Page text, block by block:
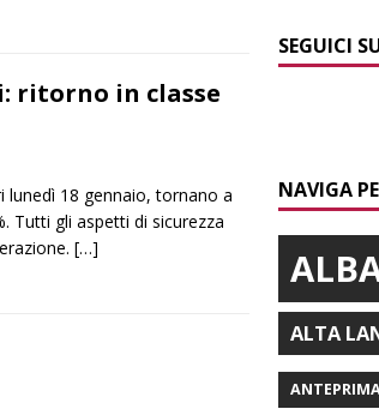
ritorno in classe
lunedì 18 gennaio, tornano a
Tutti gli aspetti di sicurezza
[…]
SEGUICI
NAVIGA
ALTA